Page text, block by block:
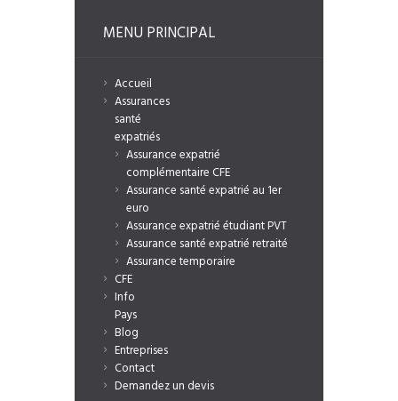
MENU PRINCIPAL
Accueil
Assurances
santé
expatriés
Assurance expatrié
complémentaire CFE
Assurance santé expatrié au 1er
euro
Assurance expatrié étudiant PVT
Assurance santé expatrié retraité
Assurance temporaire
CFE
Info
Pays
Blog
Entreprises
Contact
Demandez un devis